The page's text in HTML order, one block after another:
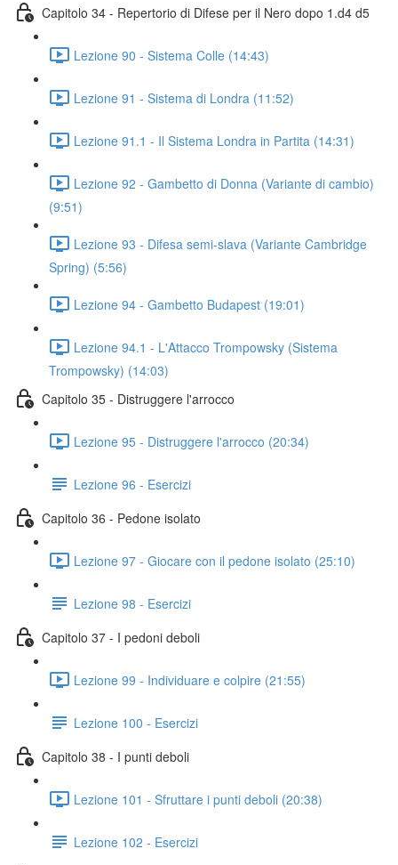
Capitolo 34 - Repertorio di Difese per il Nero dopo 1.d4 d5
Lezione 90 - Sistema Colle (14:43)
Lezione 91 - Sistema di Londra (11:52)
Lezione 91.1 - Il Sistema Londra in Partita (14:31)
Lezione 92 - Gambetto di Donna (Variante di cambio)
(9:51)
Lezione 93 - Difesa semi-slava (Variante Cambridge
Spring) (5:56)
Lezione 94 - Gambetto Budapest (19:01)
Lezione 94.1 - L'Attacco Trompowsky (Sistema
Trompowsky) (14:03)
Capitolo 35 - Distruggere l'arrocco
Lezione 95 - Distruggere l'arrocco (20:34)
Lezione 96 - Esercizi
Capitolo 36 - Pedone isolato
Lezione 97 - Giocare con il pedone isolato (25:10)
Lezione 98 - Esercizi
Capitolo 37 - I pedoni deboli
Lezione 99 - Individuare e colpire (21:55)
Lezione 100 - Esercizi
Capitolo 38 - I punti deboli
Lezione 101 - Sfruttare i punti deboli (20:38)
Lezione 102 - Esercizi